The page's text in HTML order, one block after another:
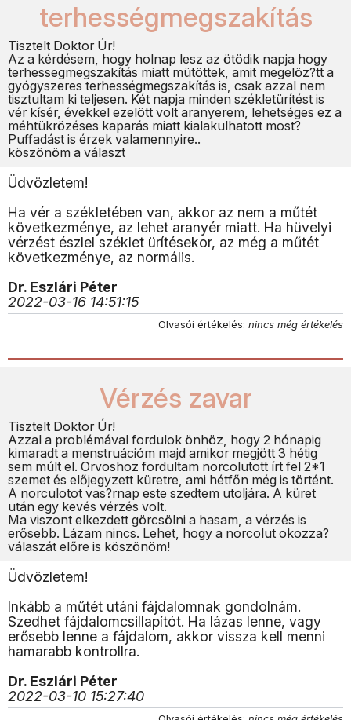
terhességmegszakítás
Tisztelt Doktor Úr!
Az a kérdésem, hogy holnap lesz az ötödik napja hogy
terhessegmegszakítás miatt mütöttek, amit megelöz?tt a
gyógyszeres terhességmegszakítás is, csak azzal nem
tisztultam ki teljesen. Két napja minden székletürítést is
vér kísér, évekkel ezelött volt aranyerem, lehetséges ez a
méhtükrözéses kaparás miatt kialakulhatott most?
Puffadást is érzek valamennyire..
köszönöm a választ
Üdvözletem!
Ha vér a székletében van, akkor az nem a műtét
következménye, az lehet aranyér miatt. Ha hüvelyi
vérzést észlel széklet ürítésekor, az még a műtét
következménye, az normális.
Dr. Eszlári Péter
2022-03-16 14:51:15
Olvasói értékelés: nincs még értékelés
Vérzés zavar
Tisztelt Doktor Úr!
Azzal a problémával fordulok önhöz, hogy 2 hónapig
kimaradt a menstruációm majd amikor megjött 3 hétig
sem múlt el. Orvoshoz fordultam norcolutott írt fel 2*1
szemet és előjegyzett küretre, ami hétfőn még is történt.
A norculotot vas?rnap este szedtem utoljára. A küret
után egy kevés vérzés volt.
Ma viszont elkezdett görcsölni a hasam, a vérzés is
erősebb. Lázam nincs. Lehet, hogy a norcolut okozza?
válaszát előre is köszönöm!
Üdvözletem!
Inkább a műtét utáni fájdalomnak gondolnám.
Szedhet fájdalomcsillapítót. Ha lázas lenne, vagy
erősebb lenne a fájdalom, akkor vissza kell menni
hamarabb kontrollra.
Dr. Eszlári Péter
2022-03-10 15:27:40